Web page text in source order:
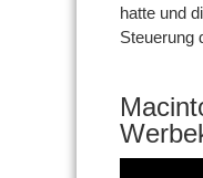
hatte und
Steuerung